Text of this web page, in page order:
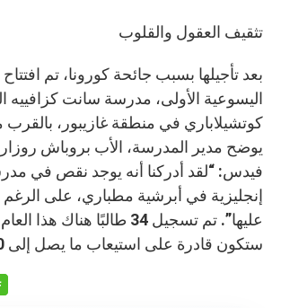
تثقيف العقول والقلوب
بعد تأجيلها بسبب جائحة كورونا، تم
اليسوعية الأولى، مدرسة سانت كزافييه
كوتشيلاباري في منطقة غازيبور،
يوضح مدير المدرسة، الأب بروباش
فيدس: “لقد أدركنا أنه يوجد نقص في
إنجليزية في أبرشية مطباري، على
عليها”. تم تسجيل 34 طالبًا
ستكون قادرة على استيعاب ما يصل إلى 600 طالب.